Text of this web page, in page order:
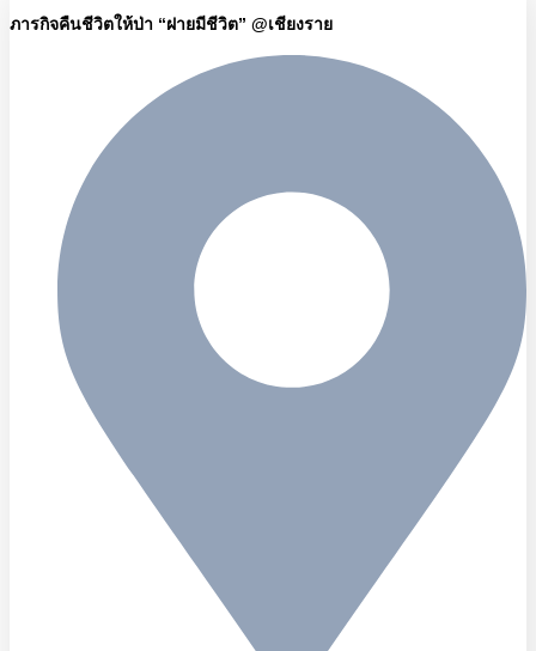
ภารกิจคืนชีวิตให้ป่า “ฝายมีชีวิต” @เชียงราย